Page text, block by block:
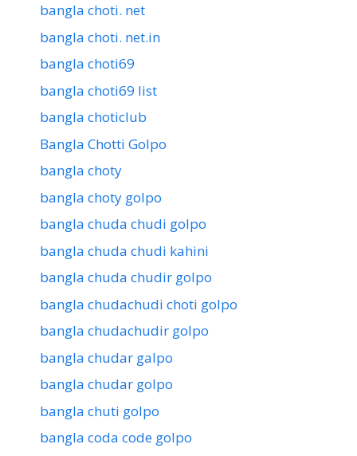
bangla choti. net
bangla choti. net.in
bangla choti69
bangla choti69 list
bangla choticlub
Bangla Chotti Golpo
bangla choty
bangla choty golpo
bangla chuda chudi golpo
bangla chuda chudi kahini
bangla chuda chudir golpo
bangla chudachudi choti golpo
bangla chudachudir golpo
bangla chudar galpo
bangla chudar golpo
bangla chuti golpo
bangla coda code golpo